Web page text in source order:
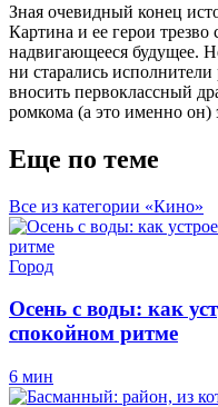
Зная очевидный конец
Картина и ее герои
надвигающееся будущее.
ни старались
вносить первоклассный
ромкома (а это именно он)
Еще по теме
Все из категории «Кино»
Город
Осень с воды: как
спокойном ритме
6 мин